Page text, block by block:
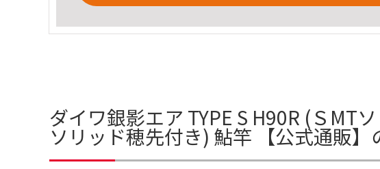
ダイワ銀影エア TYPE S H90R (ＳMT
ソリッド穂先付き) 鮎竿 【公式通販】